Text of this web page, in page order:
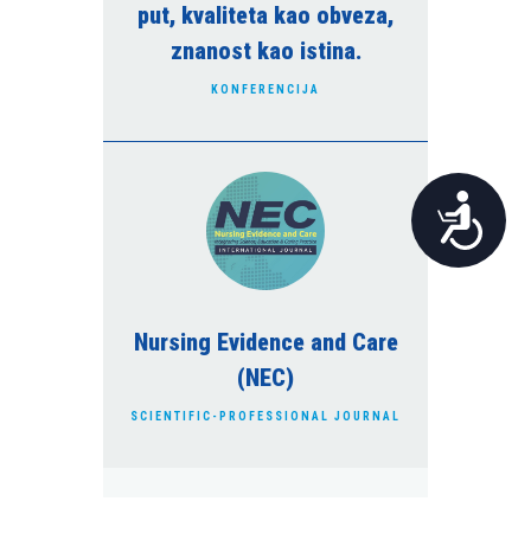
Pristupačnost
put, kvaliteta kao obveza,
znanost kao istina.
KONFERENCIJA
Nursing Evidence and Care
(NEC)
SCIENTIFIC-PROFESSIONAL JOURNAL